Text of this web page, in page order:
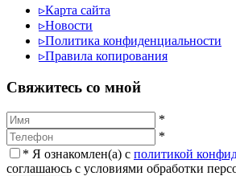
▹Карта сайта
▹Новости
▹Политика конфиденциальности
▹Правила копирования
Cвяжитесь со мной
*
*
* Я ознакомлен(а) с политикой
соглашаюсь с условиями обработки